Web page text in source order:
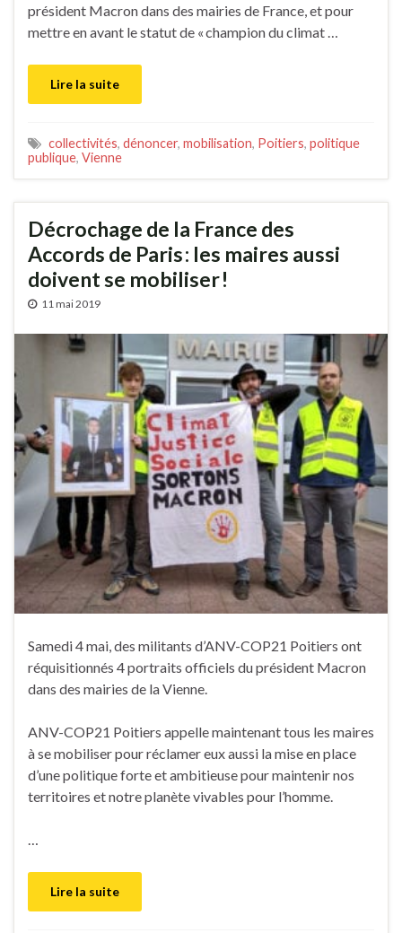
président Macron dans des mairies de France, et pour
mettre en avant le statut de « champion du climat …
Lire la suite
collectivités, dénoncer, mobilisation, Poitiers, politique
publique, Vienne
Décrochage de la France des
Accords de Paris : les maires aussi
doivent se mobiliser !
11 mai 2019
Samedi 4 mai, des militants d’ANV-COP21 Poitiers ont
réquisitionnés 4 portraits officiels du président Macron
dans des mairies de la Vienne.
ANV-COP21 Poitiers appelle maintenant tous les maires
à se mobiliser pour réclamer eux aussi la mise en place
d’une politique forte et ambitieuse pour maintenir nos
territoires et notre planète vivables pour l’homme.
Lire la suite